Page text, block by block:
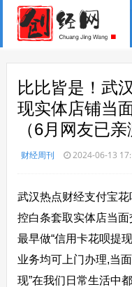
比比皆是！武
现实体店铺当
（6月网友已亲
财经周刊 2024-06-13
武汉热点财经支付宝
控白条套取实体店当
最早做“信用卡花呗提
业务均可上门办理,当
现”在我们日常生活中